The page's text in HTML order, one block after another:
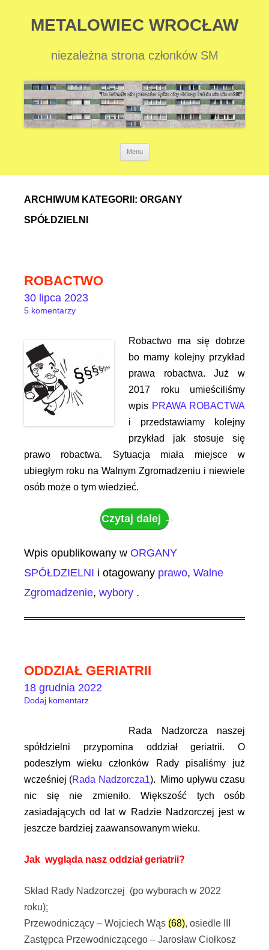
METALOWIEC WROCŁAW
niezależna strona członków SM
Menu
Przejdź
ARCHIWUM KATEGORII: ORGANY
SPÓŁDZIELNI
ROBACTWO
5 komentarzy
Robactwo ma się dobrze
bo mamy kolejny przykład
prawa robactwa. Już w
2017 roku umieściliśmy
wpis PRAWA ROBACTWA
i przedstawiamy kolejny
przykład jak stosuje się
prawo robactwa. Sytuacja miała miejsce w
ubiegłym roku na Walnym Zgromadzeniu i niewiele
osób może o tym wiedzieć.
Czytaj dalej →
Wpis opublikowany w ORGANY
SPÓŁDZIELNI i otagowany prawo, Walne
Zgromadzenie, wybory
30 lipca 2023
.
ODDZIAŁ GERIATRII
Dodaj komentarz
Rada Nadzorcza naszej
spółdzielni przypomina oddział geriatrii. O
podeszłym wieku członków Rady pisaliśmy już
wcześniej (Rada Nadzorcza1). Mimo upływu czasu
nic się nie zmieniło. Większość tych osób
zasiadających od lat w Radzie Nadzorczej jest w
jeszcze bardziej zaawansowanym wieku.
Jak wygląda nasz oddział geriatrii?
Skład Rady Nadzorczej (po wyborach w 2022
roku):
Przewodniczący – Wojciech Wąs (68), osiedle III
Zastępca Przewodniczącego – Jarosław Ciołkosz
18 grudnia 2022